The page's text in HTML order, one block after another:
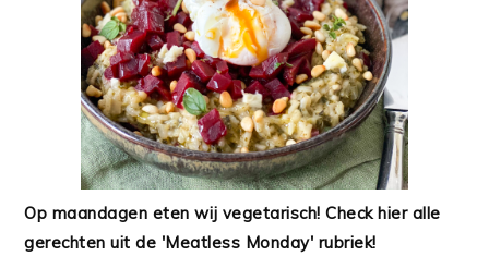
Op maandagen eten wij vegetarisch! Check hier alle
gerechten uit de 'Meatless Monday' rubriek!